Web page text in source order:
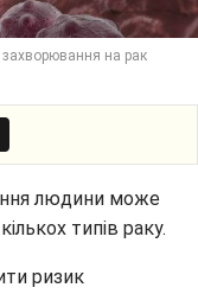
на рак
людини може
типів раку.
ризик